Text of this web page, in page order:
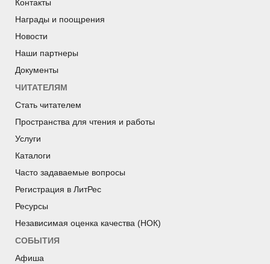
Контакты
Награды и поощрения
Новости
Наши партнеры
Документы
ЧИТАТЕЛЯМ
Стать читателем
Пространства для чтения и работы
Услуги
Каталоги
Часто задаваемые вопросы
Регистрация в ЛитРес
Ресурсы
Независимая оценка качества (НОК)
СОБЫТИЯ
Афиша